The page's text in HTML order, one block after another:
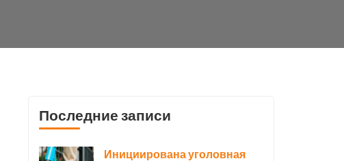
Последние записи
Инициирована уголовная